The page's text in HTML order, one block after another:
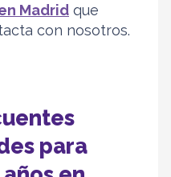
Madrid que
con nosotros.
para